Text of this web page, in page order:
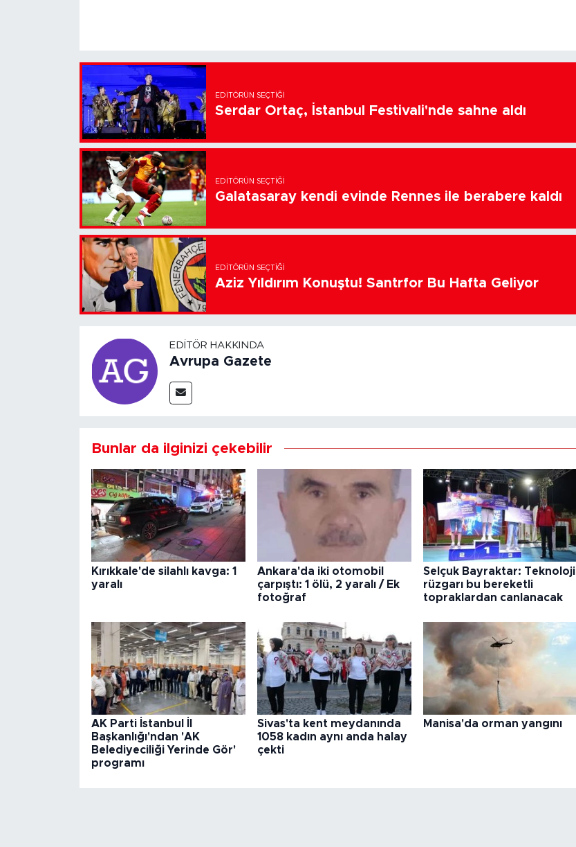
EDITÖRÜN SEÇTIĞI
Serdar Ortaç, İstanbul Festivali'nde sahne aldı
EDITÖRÜN SEÇTIĞI
Galatasaray kendi evinde Rennes ile berabere kaldı
EDITÖRÜN SEÇTIĞI
Aziz Yıldırım Konuştu! Santrfor Bu Hafta Geliyor
EDITÖR HAKKINDA
Avrupa Gazete
Bunlar da ilginizi çekebilir
Kırıkkale'de silahlı kavga: 1
yaralı
Ankara'da iki otomobil
çarpıştı: 1 ölü, 2 yaralı / Ek
fotoğraf
Selçuk Bayraktar: Teknoloji
rüzgarı bu bereketli
topraklardan canlanacak
AK Parti İstanbul İl
Başkanlığı'ndan 'AK
Belediyeciliği Yerinde Gör'
programı
Sivas'ta kent meydanında
1058 kadın aynı anda halay
çekti
Manisa'da orman yangını